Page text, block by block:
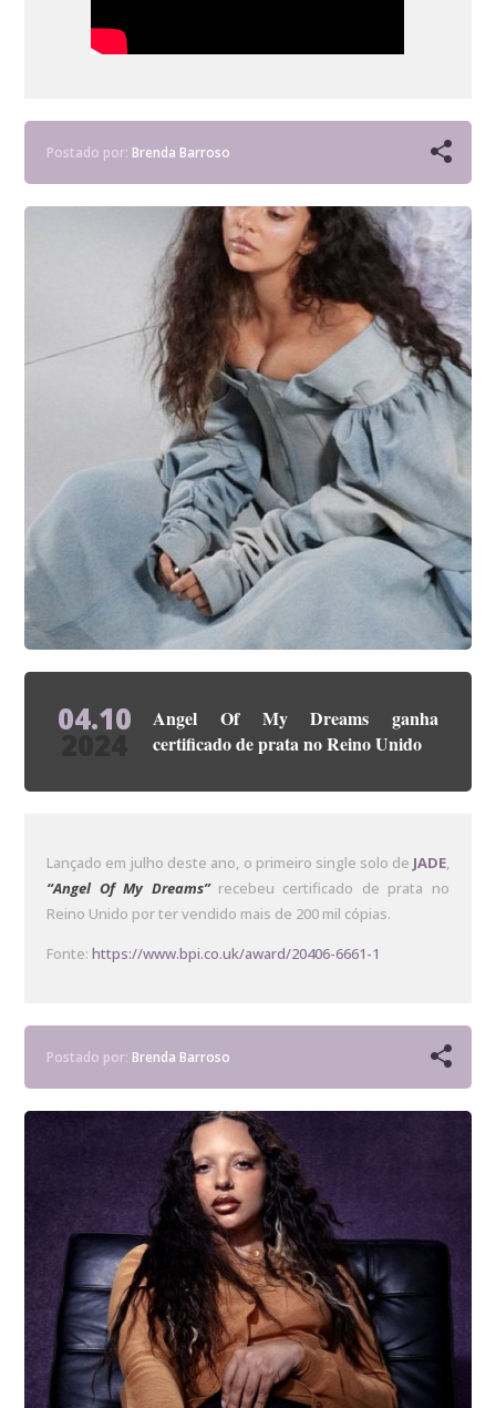
Postado por:Brenda Barroso
04.10
Angel Of My Dreams ganha
certificado de prata no Reino Unido
Lançado em julho deste ano, o primeiro single solo de JADE,
“Angel Of My Dreams” recebeu certificado de prata no
Reino Unido por ter vendido mais de 200 mil cópias.
Fonte:https://www.bpi.co.uk/award/20406-6661-1
Postado por:Brenda Barroso